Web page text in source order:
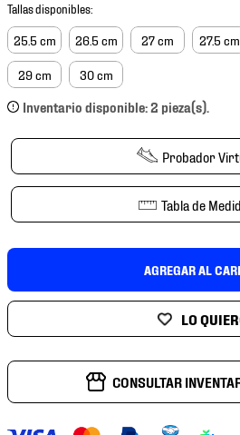
25.5 cm 26.5 cm 27 cm 27.5 cm
29 cm 30 cm
Inventario disponible: 2 pieza(s).
Probador
Tabla de
AGREGAR AL
CONSULTAR
4.
tenis futbol
5.
jersey
6.
mochila
7.
chivas
9.
tenis niño